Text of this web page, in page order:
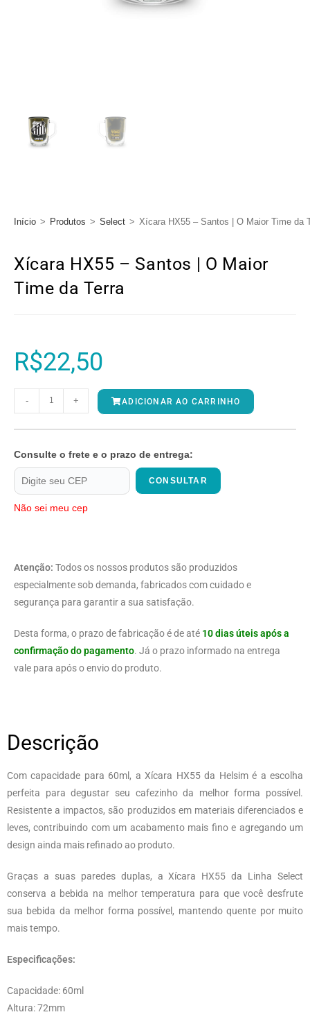
Início > Produtos > Select > Xícara HX55 – Santos | O Maior Time da
Xícara HX55 – Santos | O Maior
Time da Terra
R$22,50
- + ADICIONAR AO CARRINHO
Consulte o frete e o prazo de entrega:
CONSULTAR
Não sei meu cep
Atenção: Todos os nossos produtos são produzidos
especialmente sob demanda, fabricados com cuidado e
segurança para garantir a sua satisfação.
Desta forma, o prazo de fabricação é de até 10 dias úteis após a
confirmação do pagamento. Já o prazo informado na entrega
vale para após o envio do produto.
Descrição
Com capacidade para 60ml, a Xícara HX55 da Helsim é a escolha
perfeita para degustar seu cafezinho da melhor forma possível.
Resistente a impactos, são produzidos em materiais diferenciados e
leves, contribuindo com um acabamento mais fino e agregando um
design ainda mais refinado ao produto.
Graças a suas paredes duplas, a Xícara HX55 da Linha Select
conserva a bebida na melhor temperatura para que você desfrute
sua bebida da melhor forma possível, mantendo quente por muito
mais tempo.
Especificações:
Capacidade: 60ml
Altura: 72mm